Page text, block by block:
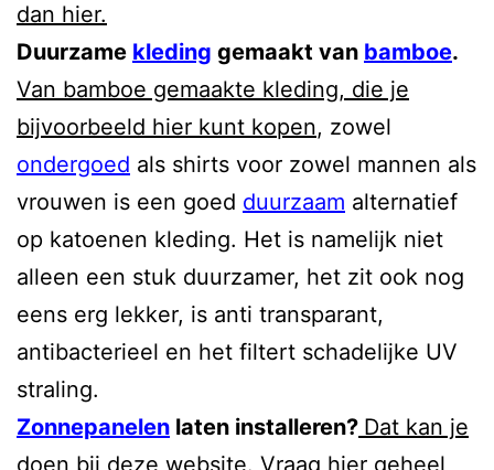
dan hier.
Duurzame kleding gemaakt van bamboe.
Van bamboe gemaakte kleding, die je
bijvoorbeeld hier kunt kopen, zowel
ondergoed als shirts voor zowel mannen als
vrouwen is een goed duurzaam alternatief
op katoenen kleding. Het is namelijk niet
alleen een stuk duurzamer, het zit ook nog
eens erg lekker, is anti transparant,
antibacterieel en het filtert schadelijke UV
straling.
Zonnepanelen laten installeren? Dat kan je